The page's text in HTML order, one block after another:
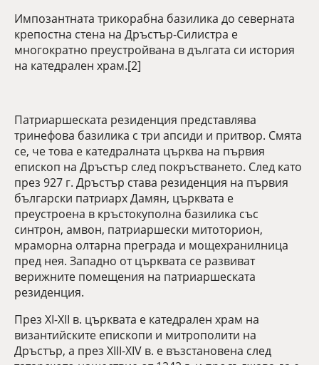
Импозантната трикорабна базилика до северната
крепостна стена на Дръстър-Силистра е
многократно преустройвана в дългата си история
на катедрален храм.[2]
Патриаршеската резиденция представлява
тринефова базилика с три апсиди и притвор. Смята
се, че това е катедралната църква на първия
епископ на Дръстър след покръстването. След като
през 927 г. Дръстър става резиденция на първия
български патриарх Дамян, църквата е
преустроена в кръстокуполна базилика със
синтрон, амвон, патриаршески митоторион,
мраморна олтарна преграда и мощехранилница
пред нея. Западно от църквата се развиват
верижните помещения на патриаршеската
резиденция.
През ХІ-ХІІ в. църквата е катедрален храм на
византийските епископи и митрополити на
Дръстър, а през ХІІІ-ХІV в. е възстановена след